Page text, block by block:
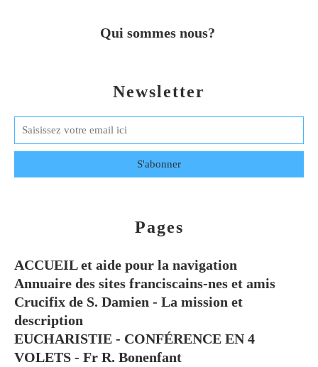
Newsletter
Pages
ACCUEIL et aide pour la navigation
Annuaire des sites franciscains-nes et amis
Crucifix de S. Damien - La mission et
description
EUCHARISTIE - CONFÉRENCE EN 4
VOLETS - Fr R. Bonenfant
Qui sommes nous?